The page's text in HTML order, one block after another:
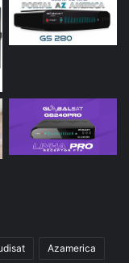
Azamerica